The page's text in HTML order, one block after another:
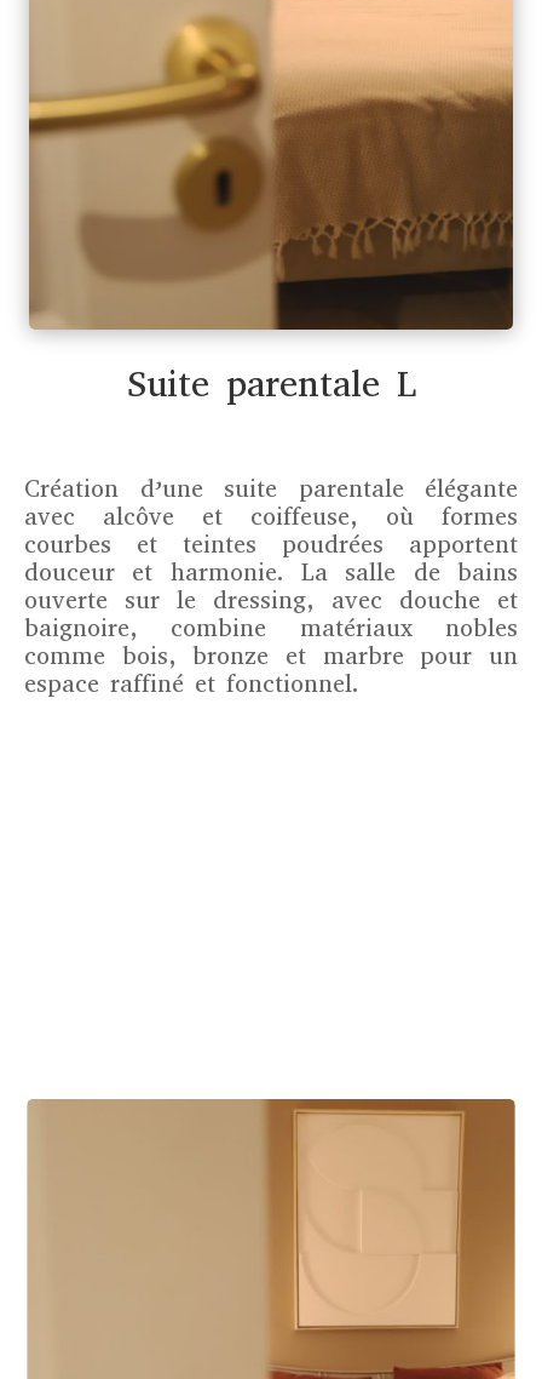
Suite parentale L
Création d’une suite parentale élégante
avec alcôve et coiffeuse, où formes
courbes et teintes poudrées apportent
douceur et harmonie. La salle de bains
ouverte sur le dressing, avec douche et
baignoire, combine matériaux nobles
comme bois, bronze et marbre pour un
espace raffiné et fonctionnel.